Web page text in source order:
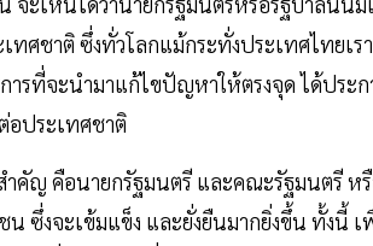
ทศชาติ ซึ่งทั่วโลกแม้กระทั่งประเทศไทย
ารที่จะนำมาแก้ไขปัญหาให้ตรงจุด ได้ประ
อประเทศชาติ
คัญ คือนายกรัฐมนตรี และคณะรัฐมนตรี หรื
น ซึ่งจะเข้มแข็ง และยั่งยืนมากยิ่งขึ้น ทั้ง